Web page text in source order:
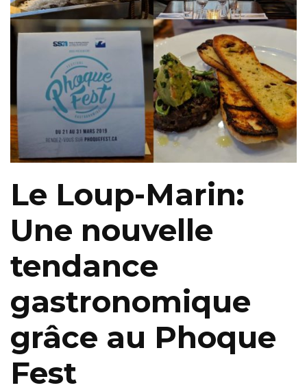
Le Loup-Marin:
Une nouvelle
tendance
gastronomique
grâce au Phoque
Fest